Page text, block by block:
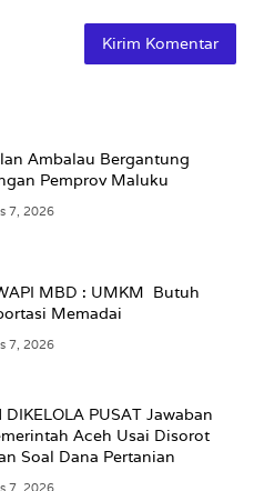
Ambalau Bergantung
Pemprov Maluku
7, 2026
MBD : UMKM Butuh
Memadai
7, 2026
DIKELOLA PUSAT Jawaban
Aceh Usai Disorot
Soal Dana Pertanian